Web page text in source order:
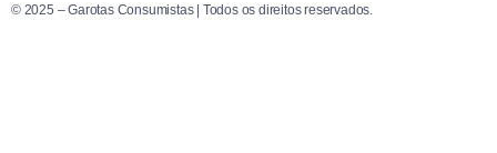
© 2025 – Garotas Consumistas | Todos os direitos reservados.